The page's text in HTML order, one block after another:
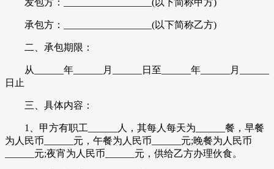
承包方：__________________(以下简称乙方)
二、承包期限：
从______年______月______日至______年______月______
日止
三、具体内容：
1、甲方有职工______人，其每人每天为______餐，早餐
为人民币______元，午餐为人民币______元;晚餐为人民币
______元;夜宵为人民币______元，供给乙方办理伙食。